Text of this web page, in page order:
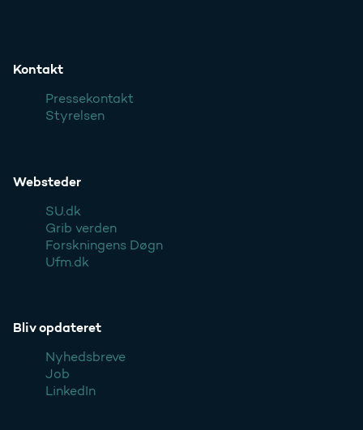
Kontakt
Pressekontakt
Styrelsen
Websteder
SU.dk
Grib verden
Forskningens Døgn
Ufm.dk
Bliv opdateret
Nyhedsbreve
Job
LinkedIn